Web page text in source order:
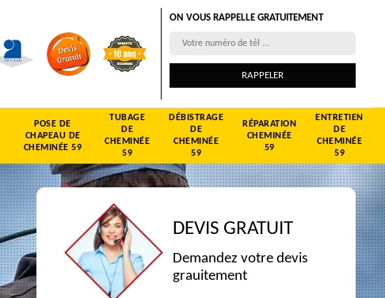
ON VOUS RAPPELLE GRATUITEMENT
POSE DE
CHAPEAU DE
CHEMINÉE 59
TUBAGE
DE
CHEMINÉE
59
DÉBISTRAGE
DE
CHEMINÉE
59
RÉPARATION
CHEMINÉE
59
ENTRETIEN
DE
CHEMINÉE
59
DEVIS GRATUIT
Demandez votre devis
grauitement